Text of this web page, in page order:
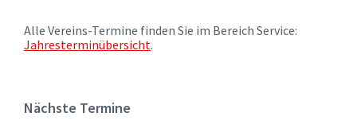
Alle Vereins-Termine finden Sie im Bereich Service:
Jahresterminübersicht.
Nächste Termine